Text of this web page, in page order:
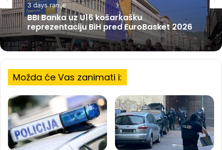
3 days ranije
BBI Banka uz U16 košarkašku
reprezentaciju BiH pred EuroBasket 2026
Možda će Vas zanimati i: